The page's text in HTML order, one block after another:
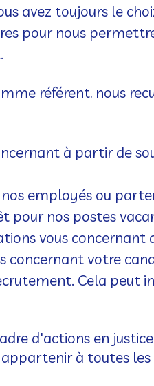
avez toujours le
pour nous
référent, nous
à partir de
employés ou
pour nos postes
vous concernant
concernant votre
Cela peut
d'actions en
appartenir à toutes